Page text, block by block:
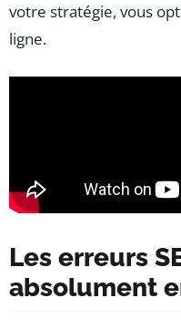
votre stratégie, vous
ligne.
Les erreurs
absolument